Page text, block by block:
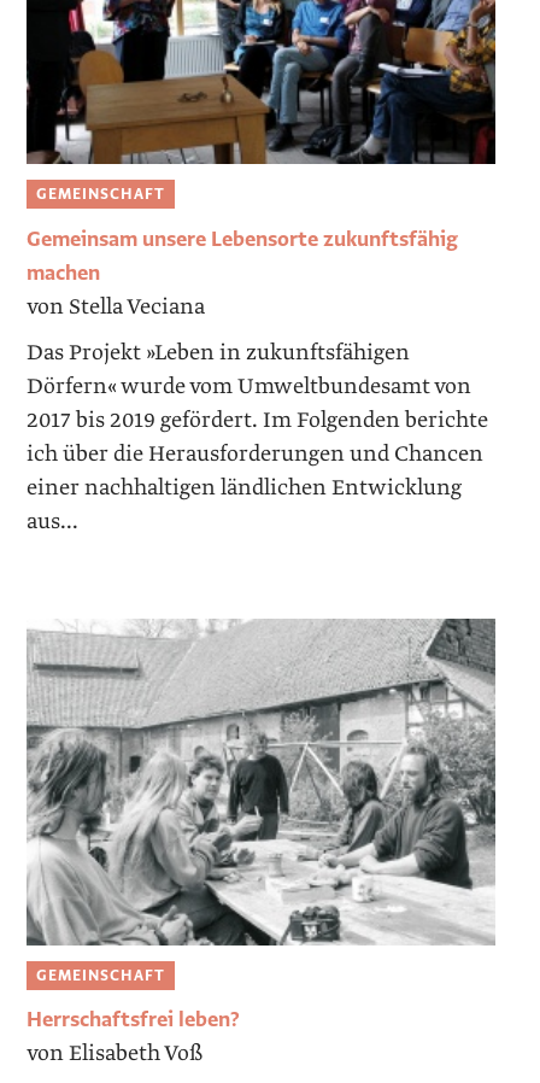
GEMEINSCHAFT
Gemeinsam unsere Lebensorte zukunftsfähig
machen
von Stella Veciana
Das Projekt »Leben in zukunftsfähigen
Dörfern« wurde vom Umweltbundesamt von
2017 bis 2019 gefördert. Im Folgenden berichte
ich über die Herausforderungen und Chancen
einer nachhaltigen ländlichen Entwicklung
aus...
GEMEINSCHAFT
Herrschaftsfrei leben?
von Elisabeth Voß